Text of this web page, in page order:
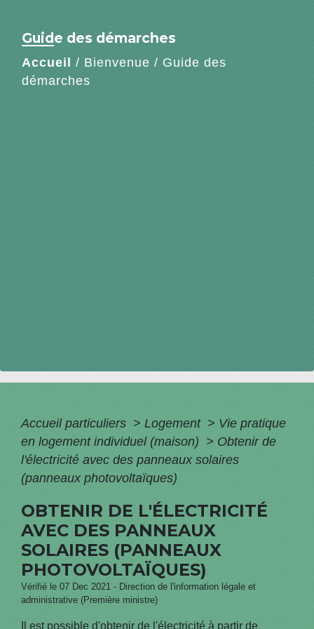
Guide des démarches
Accueil / Bienvenue / Guide des
démarches
Accueil particuliers > Logement > Vie pratique
en logement individuel (maison) > Obtenir de
l'électricité avec des panneaux solaires
(panneaux photovoltaïques)
OBTENIR DE L'ÉLECTRICITÉ
AVEC DES PANNEAUX
SOLAIRES (PANNEAUX
PHOTOVOLTAÏQUES)
Vérifié le 07 Dec 2021 - Direction de l'information légale et
administrative (Première ministre)
Il est possible d'obtenir de l'électricité à partir de